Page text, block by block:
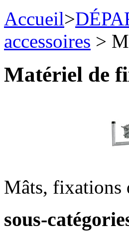
Accueil>
accessoires >
Matériel de
Mâts, fixations
sous-